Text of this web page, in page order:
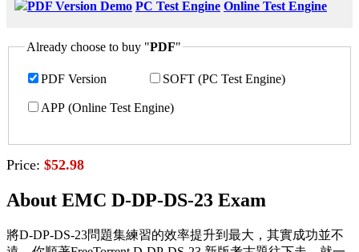
PDF Version Demo PC Test Engine Online Test Engine
Already choose to buy "PDF"
PDF Version SOFT (PC Test Engine)
APP (Online Test Engine)
Price: $52.98
About EMC D-DP-DS-23 Exam
將D-DP-DS-23問題集練習的效率提升到最大，其實成功並不